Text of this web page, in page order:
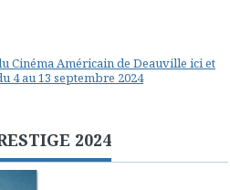
Cinéma Américain de Deauville ici et
4 au 13 septembre 2024
2024